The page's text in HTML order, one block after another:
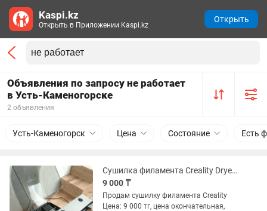
Объявления по запросу не работает
в Усть-Каменогорске
2 объявления
Усть-Каменогорск Цена Состояние Есть
Сушилка филамента Creality Dryer Plus
9 000 ₸
Продам сушилку филамента Creality
Цена: 9 000 тг, цена окончательная,
Kaspi.kz
Открыть в Приложении Kaspi.kz
Открыть